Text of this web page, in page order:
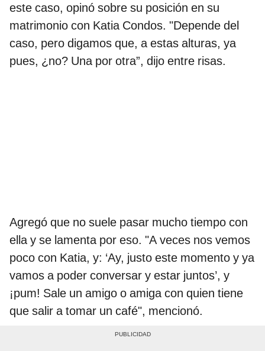
este caso, opinó sobre su posición en su
matrimonio con Katia Condos. "Depende del
caso, pero digamos que, a estas alturas, ya
pues, ¿no? Una por otra”, dijo entre risas.
Agregó que no suele pasar mucho tiempo con
ella y se lamenta por eso. "A veces nos vemos
poco con Katia, y: ‘Ay, justo este momento y ya
vamos a poder conversar y estar juntos’, y
¡pum! Sale un amigo o amiga con quien tiene
que salir a tomar un café", mencionó.